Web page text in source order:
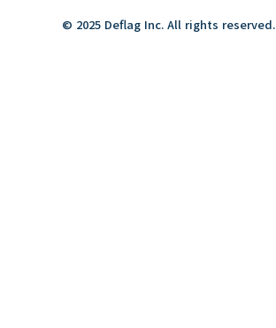
© 2025 Deflag Inc. All rights reserved.